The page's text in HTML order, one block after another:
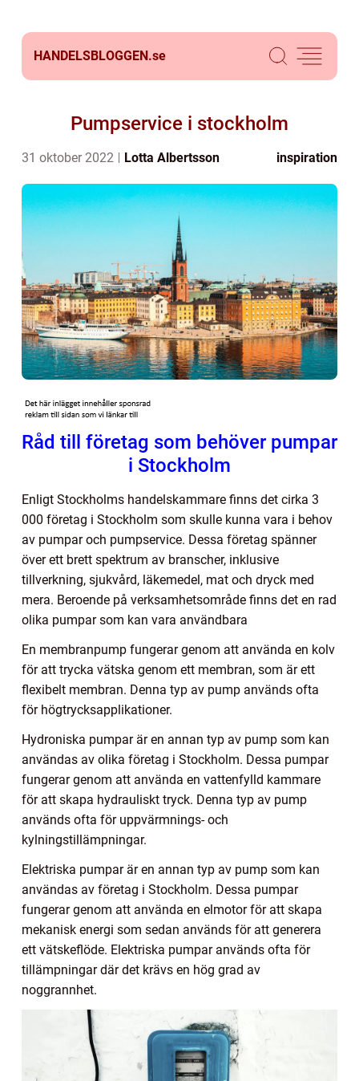
HANDELSBLOGGEN.se
Pumpservice i stockholm
31 oktober 2022 Lotta Albertsson inspiration
Råd till företag som behöver pumpar
i Stockholm
Enligt Stockholms handelskammare finns det cirka 3
000 företag i Stockholm som skulle kunna vara i behov
av pumpar och pumpservice. Dessa företag spänner
över ett brett spektrum av branscher, inklusive
tillverkning, sjukvård, läkemedel, mat och dryck med
mera. Beroende på verksamhetsområde finns det en rad
olika pumpar som kan vara användbara
En membranpump fungerar genom att använda en kolv
för att trycka vätska genom ett membran, som är ett
flexibelt membran. Denna typ av pump används ofta
för högtrycksapplikationer.
Hydroniska pumpar är en annan typ av pump som kan
användas av olika företag i Stockholm. Dessa pumpar
fungerar genom att använda en vattenfylld kammare
för att skapa hydrauliskt tryck. Denna typ av pump
används ofta för uppvärmnings- och
kylningstillämpningar.
Elektriska pumpar är en annan typ av pump som kan
användas av företag i Stockholm. Dessa pumpar
fungerar genom att använda en elmotor för att skapa
mekanisk energi som sedan används för att generera
ett vätskeflöde. Elektriska pumpar används ofta för
tillämpningar där det krävs en hög grad av
noggrannhet.